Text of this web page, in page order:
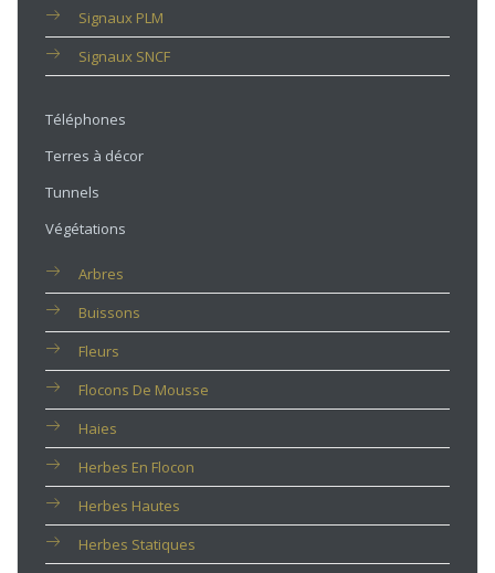
Signaux PLM
Signaux SNCF
Téléphones
Terres à décor
Tunnels
Végétations
Arbres
Buissons
Fleurs
Flocons De Mousse
Haies
Herbes En Flocon
Herbes Hautes
Herbes Statiques